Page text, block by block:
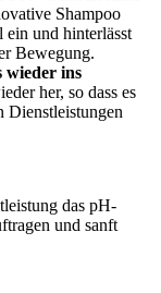
Shampoo
ein und hinterlässt
Bewegung.
wieder ins
her, so dass es
Dienstleistungen
das pH-
und sanft